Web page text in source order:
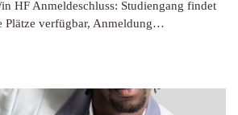
HF Anmeldeschluss: Studiengang findet
Plätze verfügbar, Anmeldung…